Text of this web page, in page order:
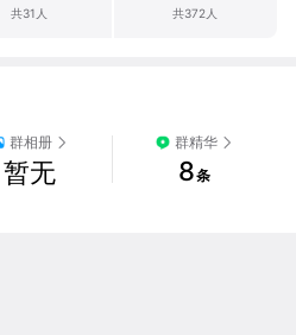
共31人 共372人
群相册
暂无
群精华
8条